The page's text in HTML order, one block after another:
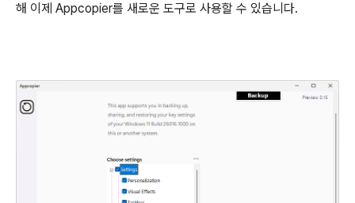
해 이제 Appcopier를 새로운 도구로 사용할 수 있습니다.